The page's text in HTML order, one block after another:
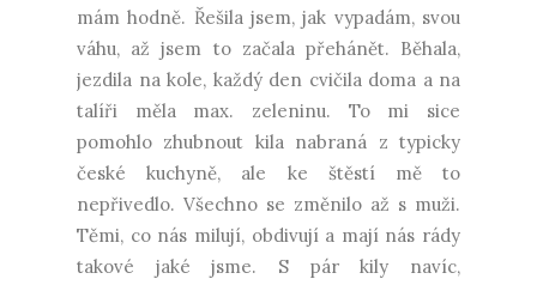
mám hodně. Řešila jsem, jak vypadám, svou
váhu, až jsem to začala přehánět. Běhala,
jezdila na kole, každý den cvičila doma a na
talíři měla max. zeleninu. To mi sice
pomohlo zhubnout kila nabraná z typicky
české kuchyně, ale ke štěstí mě to
nepřivedlo. Všechno se změnilo až s muži.
Těmi, co nás milují, obdivují a mají nás rády
takové jaké jsme. S pár kily navíc,